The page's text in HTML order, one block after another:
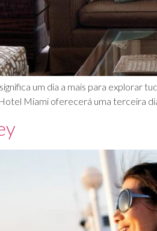
um dia a mais para explorar
Miami oferecerá uma terceira